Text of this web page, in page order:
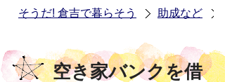
そうだ! 倉吉で暮らそう 助成など
空き家バンクを借